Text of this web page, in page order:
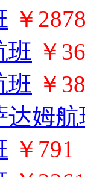
￥
班 ￥
班 ￥
达姆
￥791